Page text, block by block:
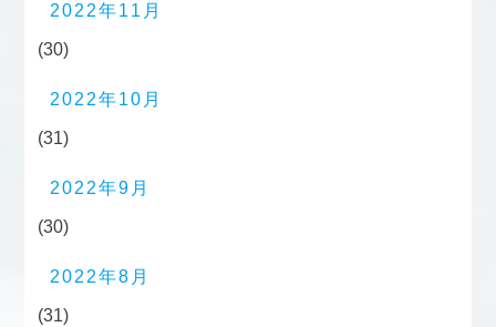
2022年11月
(30)
2022年10月
(31)
2022年9月
(30)
2022年8月
(31)